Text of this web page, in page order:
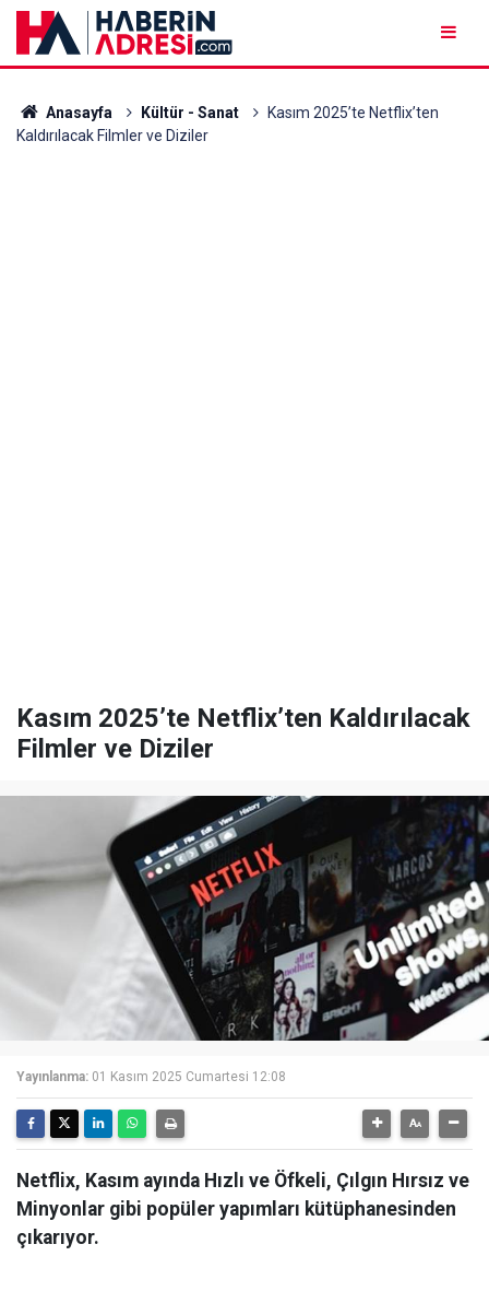
Anasayfa Kültür - Sanat
Kasım 2025’te Netflix’ten
Kaldırılacak Filmler ve Diziler
Kasım 2025’te Netflix’ten Kaldırılacak
Filmler ve Diziler
Yayınlanma: 01 Kasım 2025 Cumartesi 12:08
Netflix, Kasım ayında Hızlı ve Öfkeli, Çılgın Hırsız ve
Minyonlar gibi popüler yapımları kütüphanesinden
çıkarıyor.